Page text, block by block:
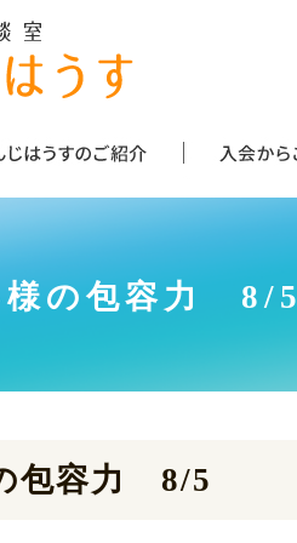
様の包容力 8/5
包容力 8/5